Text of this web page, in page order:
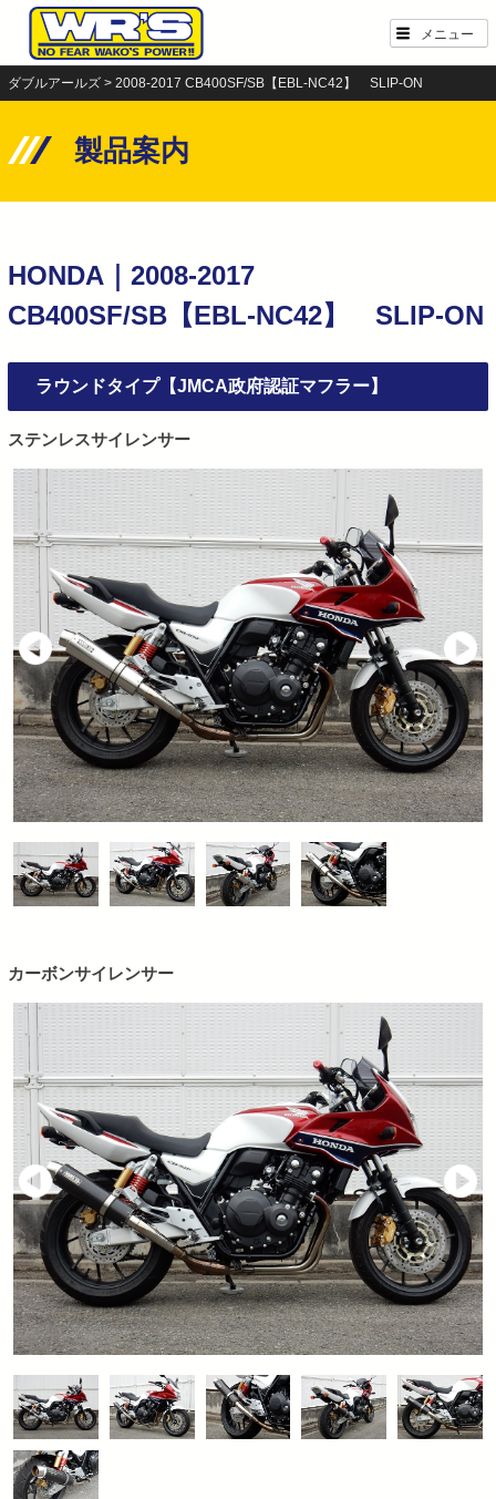
content
メニュー
ダブルアールズ> 2008-2017 CB400SF/SB【EBL-NC42】 SLIP-ON
製品案内
HONDA｜2008-2017
CB400SF/SB【EBL-NC42】 SLIP-ON
ラウンドタイプ【JMCA政府認証マフラー】
ステンレスサイレンサー
カーボンサイレンサー